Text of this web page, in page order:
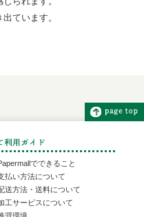
ています。
でできること
払い方法について
送方法・送料について
工サービスについて